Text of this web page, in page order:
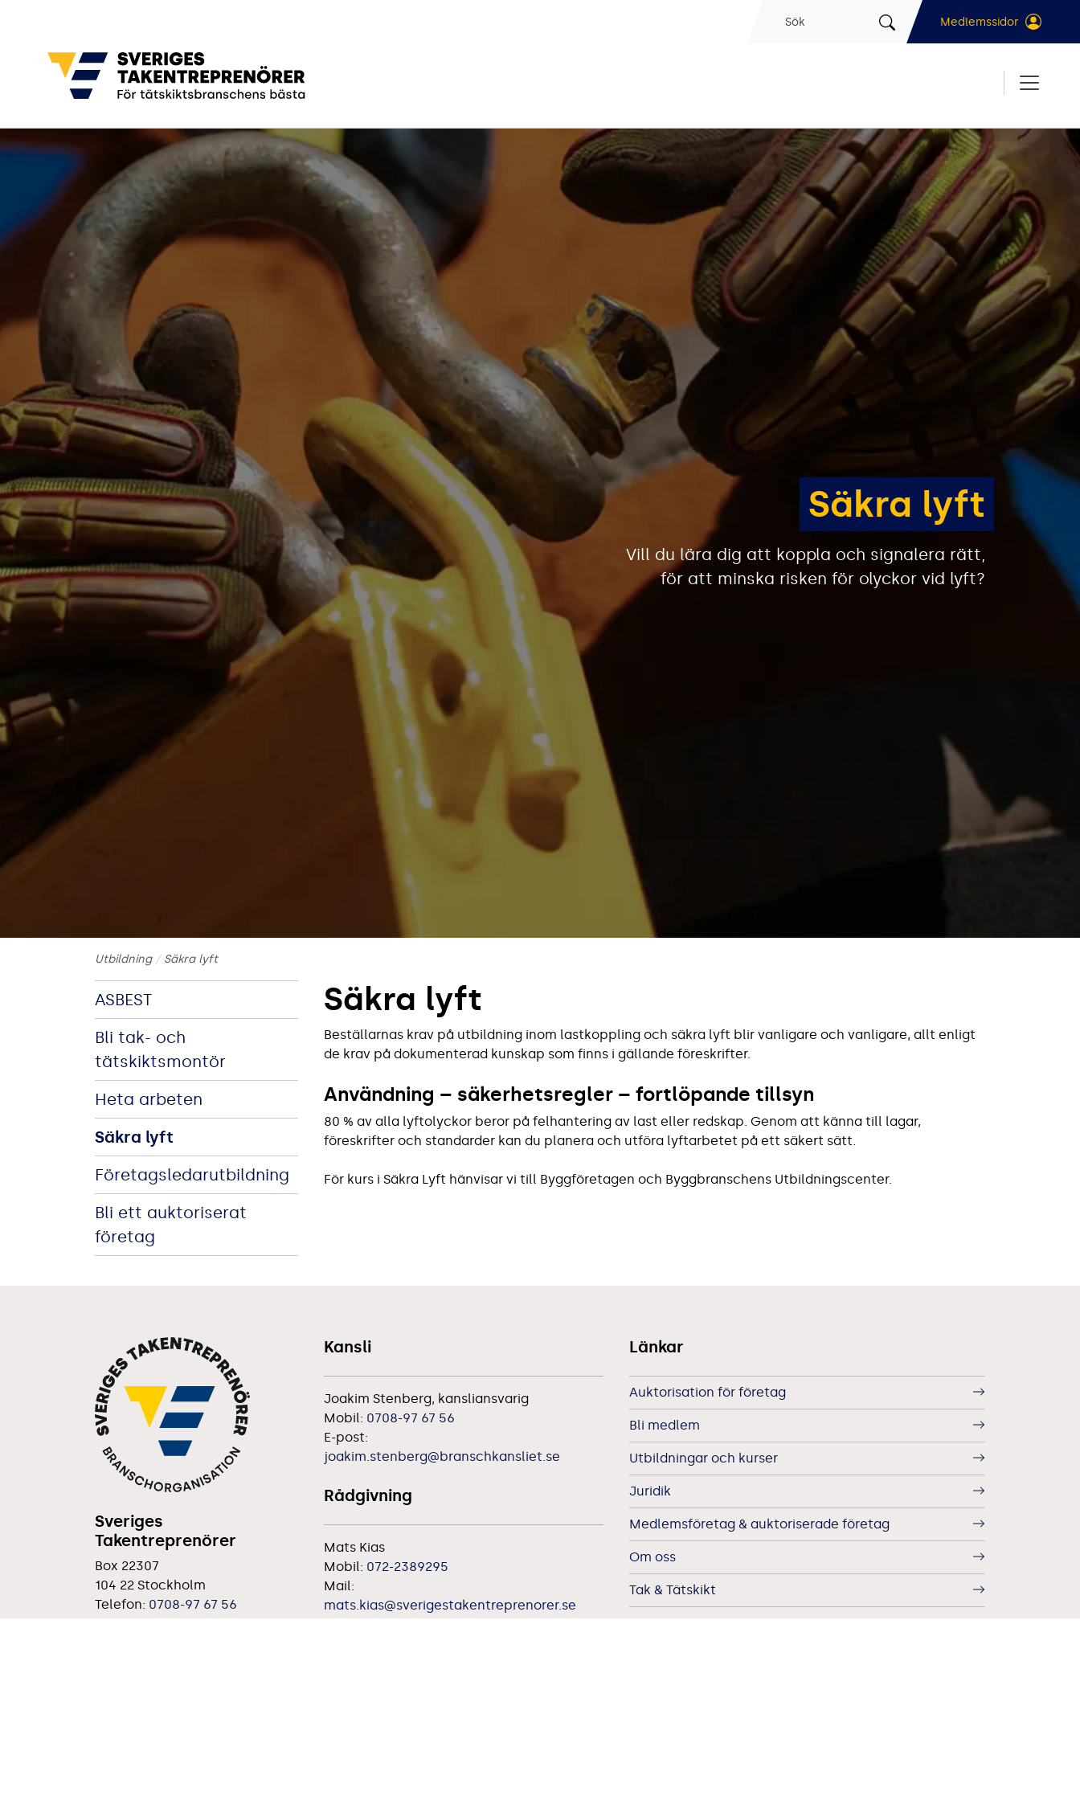
Sök Medlemssidor
Säkra lyft
Vill du lära dig att koppla och signalera rätt,
för att minska risken för olyckor vid lyft?
Utbildning Säkra lyft
ASBEST
Bli tak- och
tätskiktsmontör
Heta arbeten
Säkra lyft
Företagsledarutbildning
Bli ett auktoriserat
företag
Säkra lyft
Beställarnas krav på utbildning inom lastkoppling och säkra lyft blir vanligare och vanligare, allt enligt
de krav på dokumenterad kunskap som finns i gällande föreskrifter.
Användning – säkerhetsregler – fortlöpande tillsyn
80 % av alla lyftolyckor beror på felhantering av last eller redskap. Genom att känna till lagar,
föreskrifter och standarder kan du planera och utföra lyftarbetet på ett säkert sätt.
För kurs i Säkra Lyft hänvisar vi till Byggföretagen och Byggbranschens Utbildningscenter.
Sveriges
Takentreprenörer
Box 22307
104 22 Stockholm
Telefon: 0708-97 67 56
Kansli
Joakim Stenberg, kansliansvarig
Mobil: 0708-97 67 56
E-post:
joakim.stenberg@branschkansliet.se
Rådgivning
Mats Kias
Mobil: 072-2389295
Mail:
mats.kias@sverigestakentreprenorer.se
Länkar
Auktorisation för företag
Bli medlem
Utbildningar och kurser
Juridik
Medlemsföretag & auktoriserade företag
Om oss
Tak & Tätskikt